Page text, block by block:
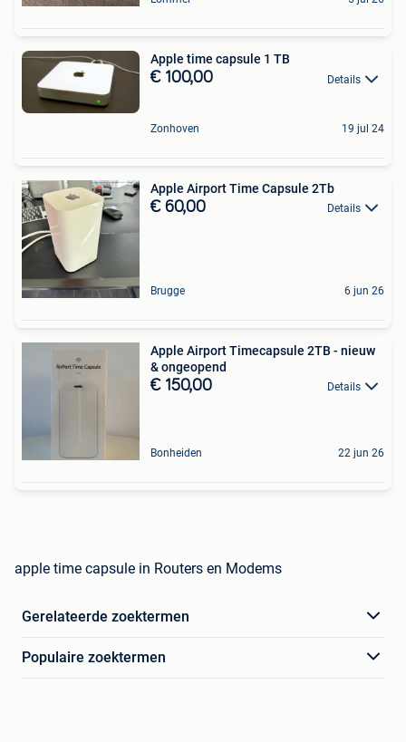
Apple time capsule 1 TB
€ 100,00 Details
Zonhoven 19 jul 24
Apple Airport Time Capsule 2Tb
€ 60,00 Details
Brugge 6 jun 26
Apple Airport Timecapsule 2TB - nieuw
& ongeopend
€ 150,00 Details
Bonheiden 22 jun 26
apple time capsule in Routers en Modems
Gerelateerde zoektermen
Populaire zoektermen